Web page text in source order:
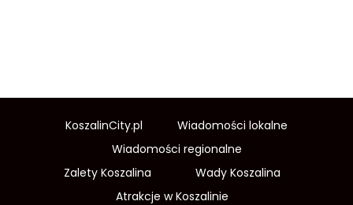
KoszalinCity.pl
Wiadomości lokalne
Wiadomości regionalne
Zalety Koszalina
Wady Koszalina
Atrakcje w Koszalinie